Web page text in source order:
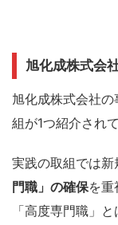
旭化成株式会
旭化成株式会社
組が1つ紹介され
実践の取組では
門職」の確保を重
「高度専門職」